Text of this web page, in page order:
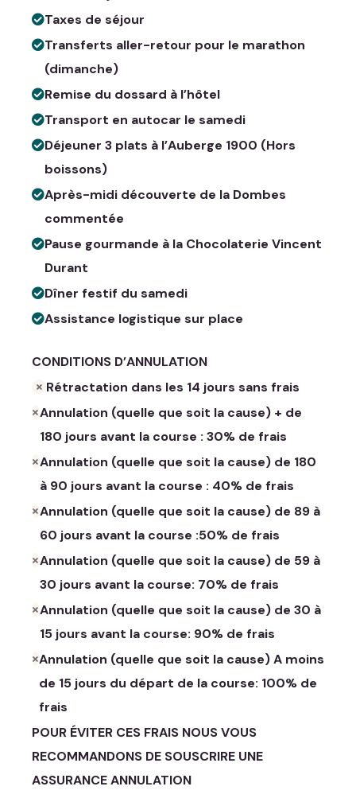
Taxes de séjour
Transferts aller-retour pour le marathon
(dimanche)
Remise du dossard à l’hôtel
Transport en autocar le samedi
Déjeuner 3 plats à l’Auberge 1900 (Hors
boissons)
Après-midi découverte de la Dombes
commentée
Pause gourmande à la Chocolaterie Vincent
Durant
Dîner festif du samedi
Assistance logistique sur place
CONDITIONS D’ANNULATION
Rétractation dans les 14 jours sans frais
Annulation (quelle que soit la cause) + de
180 jours avant la course : 30% de frais
Annulation (quelle que soit la cause) de 180
à 90 jours avant la course : 40% de frais
Annulation (quelle que soit la cause) de 89 à
60 jours avant la course :50% de frais
Annulation (quelle que soit la cause) de 59 à
30 jours avant la course: 70% de frais
Annulation (quelle que soit la cause) de 30 à
15 jours avant la course: 90% de frais
Annulation (quelle que soit la cause) A moins
de 15 jours du départ de la course: 100% de
frais
POUR ÉVITER CES FRAIS NOUS VOUS
RECOMMANDONS DE SOUSCRIRE UNE
ASSURANCE ANNULATION